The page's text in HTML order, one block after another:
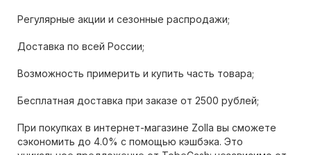
Регулярные акции и сезонные распродажи;
Доставка по всей России;
Возможность примерить и купить часть товара;
Бесплатная доставка при заказе от 2500 рублей;
При покупках в интернет-магазине Zolla вы сможете
сэкономить до 4.0% с помощью кэшбэка. Это